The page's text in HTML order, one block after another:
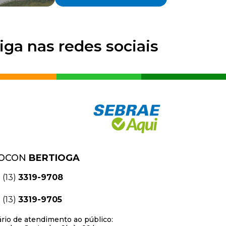
nas redes sociais
BERTIOGA
(13) 3319-9708
(13) 3319-9705
de atendimento ao público: